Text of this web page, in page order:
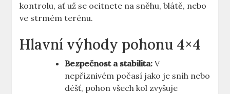
kontrolu, ať už se ocitnete na sněhu, blátě, nebo
ve strmém terénu.
Hlavní výhody pohonu 4×4
Bezpečnost a stabilita: V
nepříznivém počasí jako je sníh nebo
déšť, pohon všech kol zvyšuje